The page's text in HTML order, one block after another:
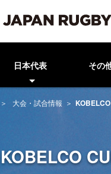
日本代表 その
大会・試合情報
KOBELCO